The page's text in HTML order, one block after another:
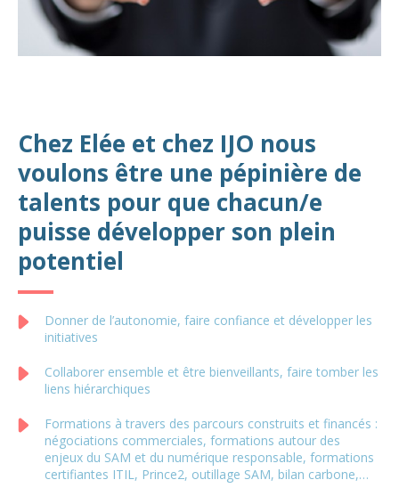
Chez Elée et chez IJO nous
voulons être une pépinière de
talents pour que chacun/e
puisse développer son plein
potentiel
Donner de l’autonomie, faire confiance et développer les
initiatives
Collaborer ensemble et être bienveillants, faire tomber les
liens hiérarchiques
Formations à travers des parcours construits et financés :
négociations commerciales, formations autour des
enjeux du SAM et du numérique responsable, formations
certifiantes ITIL, Prince2, outillage SAM, bilan carbone,…